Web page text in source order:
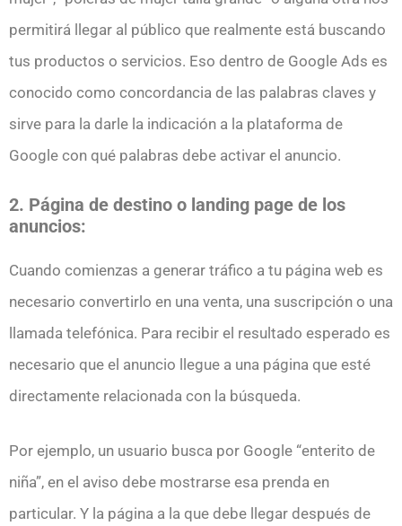
permitirá llegar al público que realmente está buscando
tus productos o servicios. Eso dentro de Google Ads es
conocido como concordancia de las palabras claves y
sirve para la darle la indicación a la plataforma de
Google con qué palabras debe activar el anuncio.
2. Página de destino o landing page de los
anuncios:
Cuando comienzas a generar tráfico a tu página web es
necesario convertirlo en una venta, una suscripción o una
llamada telefónica. Para recibir el resultado esperado es
necesario que el anuncio llegue a una página que esté
directamente relacionada con la búsqueda.
Por ejemplo, un usuario busca por Google “enterito de
niña”, en el aviso debe mostrarse esa prenda en
particular. Y la página a la que debe llegar después de